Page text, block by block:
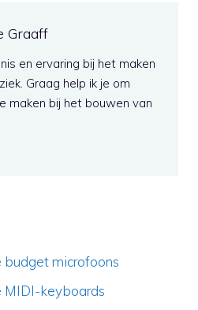
Graaff
en ervaring bij het maken
Graag help ik je om
maken bij het bouwen van
budget microfoons
MIDI-keyboards